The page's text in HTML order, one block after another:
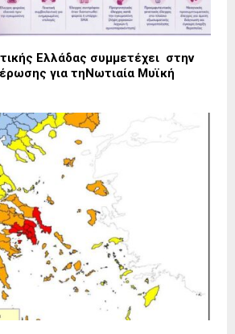
Ελλάδας συμμετέχει στην
για τηΝωτιαία Μυϊκή